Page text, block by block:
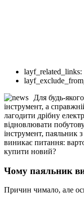
layf_related_links:
Для будь-
інструмент, а
лагодити дрібну
відновлювати
інструмент, паяльник з
виникає питання:
купити новий?
Чому паяльник
Причин чимало, але